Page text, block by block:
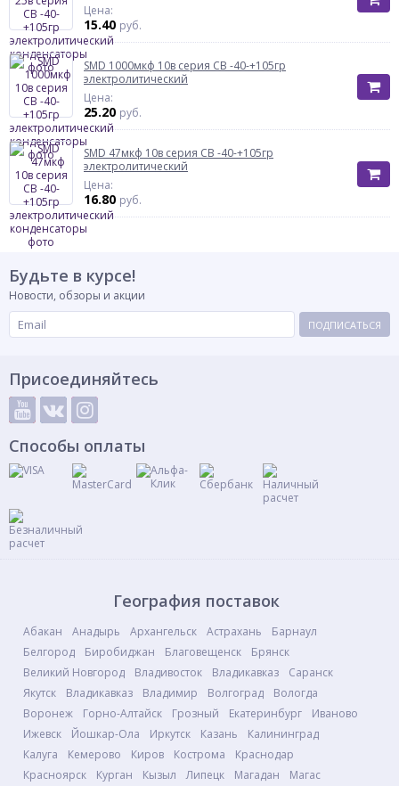
Цена:
15.40 руб.
SMD 1000мкф 10в серия CB -40-+105гр
электролитический
Цена:
25.20 руб.
SMD 47мкф 10в серия CB -40-+105гр
электролитический
Цена:
16.80 руб.
Будьте в курсе!
Новости, обзоры и акции
ПОДПИСАТЬСЯ
Присоединяйтесь
Способы оплаты
География поставок
Абакан Анадырь Архангельск Астрахань
Барнаул
Белгород
Биробиджан Благовещенск
Брянск
Великий Новгород
Владивосток Владикавказ
Саранск
Якутск
Владикавказ Владимир Волгоград
Вологда
Воронеж
Горно-Алтайск Грозный Екатеринбург
Иваново
Ижевск
Йошкар-Ола Иркутск Казань
Калининград
Калуга
Кемерово Киров Кострома
Краснодар
Красноярск
Курган Кызыл Липецк Магадан Магас